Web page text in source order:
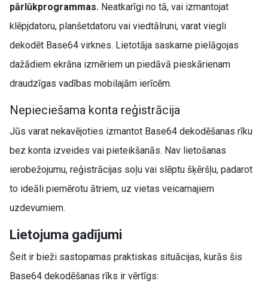
pārlūkprogrammas. Neatkarīgi no tā, vai izmantojat
klēpjdatoru, planšetdatoru vai viedtālruni, varat viegli
dekodēt Base64 virknes. Lietotāja saskarne pielāgojas
dažādiem ekrāna izmēriem un piedāvā pieskārienam
draudzīgas vadības mobilajām ierīcēm.
Nepieciešama konta reģistrācija
Jūs varat nekavējoties izmantot Base64 dekodēšanas rīku
bez konta izveides vai pieteikšanās. Nav lietošanas
ierobežojumu, reģistrācijas soļu vai slēptu šķēršļu, padarot
to ideāli piemērotu ātriem, uz vietas veicamajiem
uzdevumiem.
Lietojuma gadījumi
Šeit ir bieži sastopamas praktiskas situācijas, kurās šis
Base64 dekodēšanas rīks ir vērtīgs: